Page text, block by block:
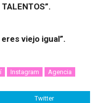
viejo igual”.
Instagram Agencia
Twitter